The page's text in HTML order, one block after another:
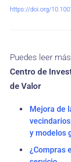
https://doi.org/
Puedes leer
Centro de
de Valor
Mejora de
y modelos
¿Compras